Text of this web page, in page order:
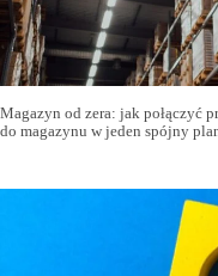
Magazyn od zera: jak połączyć
do magazynu w jeden spójny